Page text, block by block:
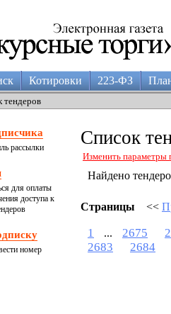
Котировки 223-ФЗ
тендеров
рассылки
для оплаты
доступа к
номер
Список
Изменить параметры
Найдено
Страницы <<
1 ... 2675
2683
2684